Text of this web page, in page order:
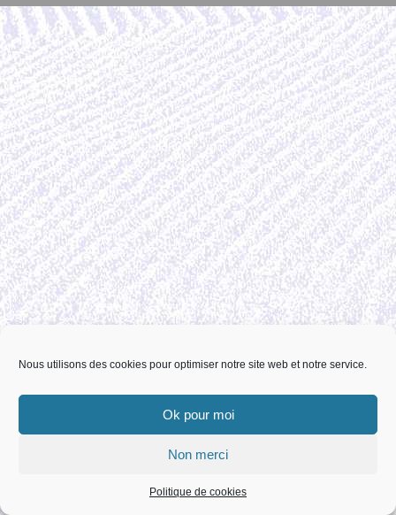
Nous utilisons des cookies pour optimiser notre site web et notre service.
Ok pour moi
Non merci
Politique de cookies